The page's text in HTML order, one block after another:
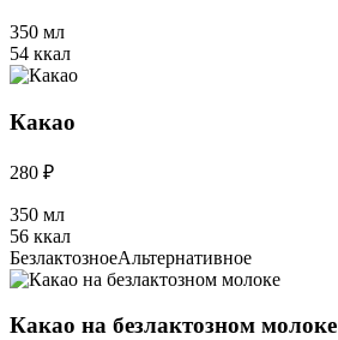
350 мл
54 ккал
Какао
280 ₽
350 мл
56 ккал
БезлактозноеАльтернативное
Какао на безлактозном молоке